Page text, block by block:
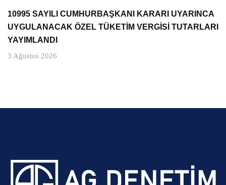
10995 SAYILI CUMHURBAŞKANI KARARI UYARINCA
UYGULANACAK ÖZEL TÜKETİM VERGİSİ TUTARLARI
YAYIMLANDI
3 Ağustos 2026